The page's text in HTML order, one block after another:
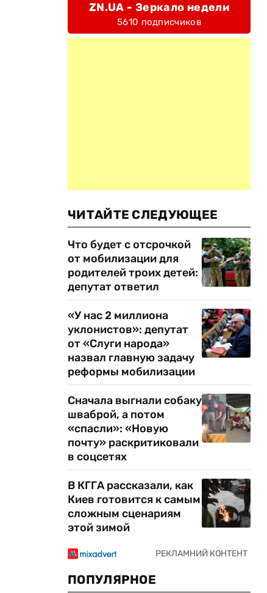
ZN.UA - Зеркало недели
5610 подписчиков
ЧИТАЙТЕ СЛЕДУЮЩЕЕ
Что будет с отсрочкой
от мобилизации для
родителей троих детей:
депутат ответил
«У нас 2 миллиона
уклонистов»: депутат
от «Слуги народа»
назвал главную задачу
реформы мобилизации
Сначала выгнали собаку
шваброй, а потом
«спасли»: «Новую
почту» раскритиковали
в соцсетях
В КГГА рассказали, как
Киев готовится к самым
сложным сценариям
этой зимой
ПОПУЛЯРНОЕ